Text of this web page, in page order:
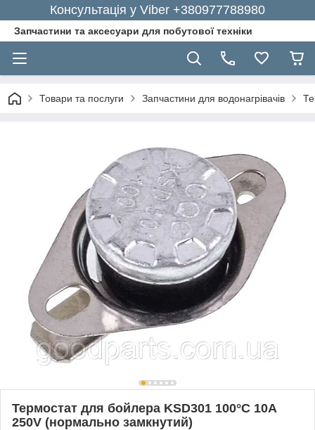
Консультація у Viber +380977788980
Запчастини та аксесуари для побутової техніки
Товари та послуги Запчастини для водонагрівачів
Термостат для бойлера KSD301 100°C 10A
250V (нормально замкнутий)